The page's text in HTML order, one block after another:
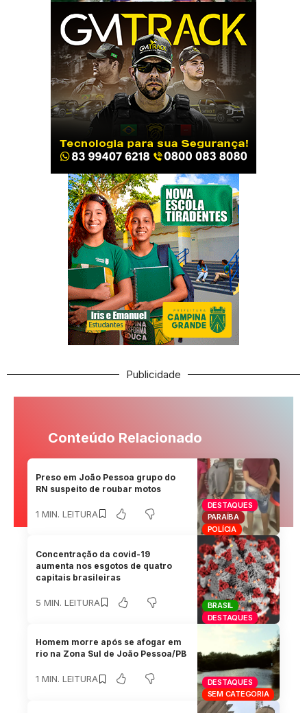
Publicidade
Conteúdo Relacionado
DESTAQUES
PARAÍBA
POLÍCIA
Preso em João Pessoa grupo do
RN suspeito de roubar motos
1 MIN. LEITURA
BRASIL
DESTAQUES
Concentração da covid-19
aumenta nos esgotos de quatro
capitais brasileiras
5 MIN. LEITURA
DESTAQUES
SEM CATEGORIA
Homem morre após se afogar em
rio na Zona Sul de João Pessoa/PB
1 MIN. LEITURA